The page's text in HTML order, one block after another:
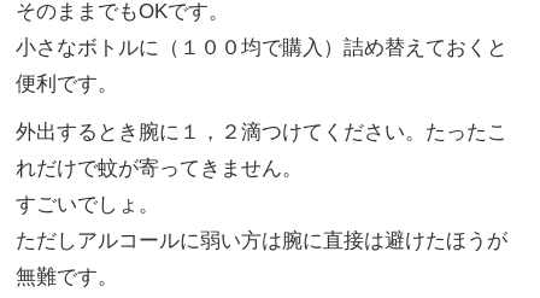
そのままでもOKです。
小さなボトルに（１００均で購入）詰め替えておくと
便利です。
外出するとき腕に１，２滴つけてください。たったこ
れだけで蚊が寄ってきません。
すごいでしょ。
ただしアルコールに弱い方は腕に直接は避けたほうが
無難です。